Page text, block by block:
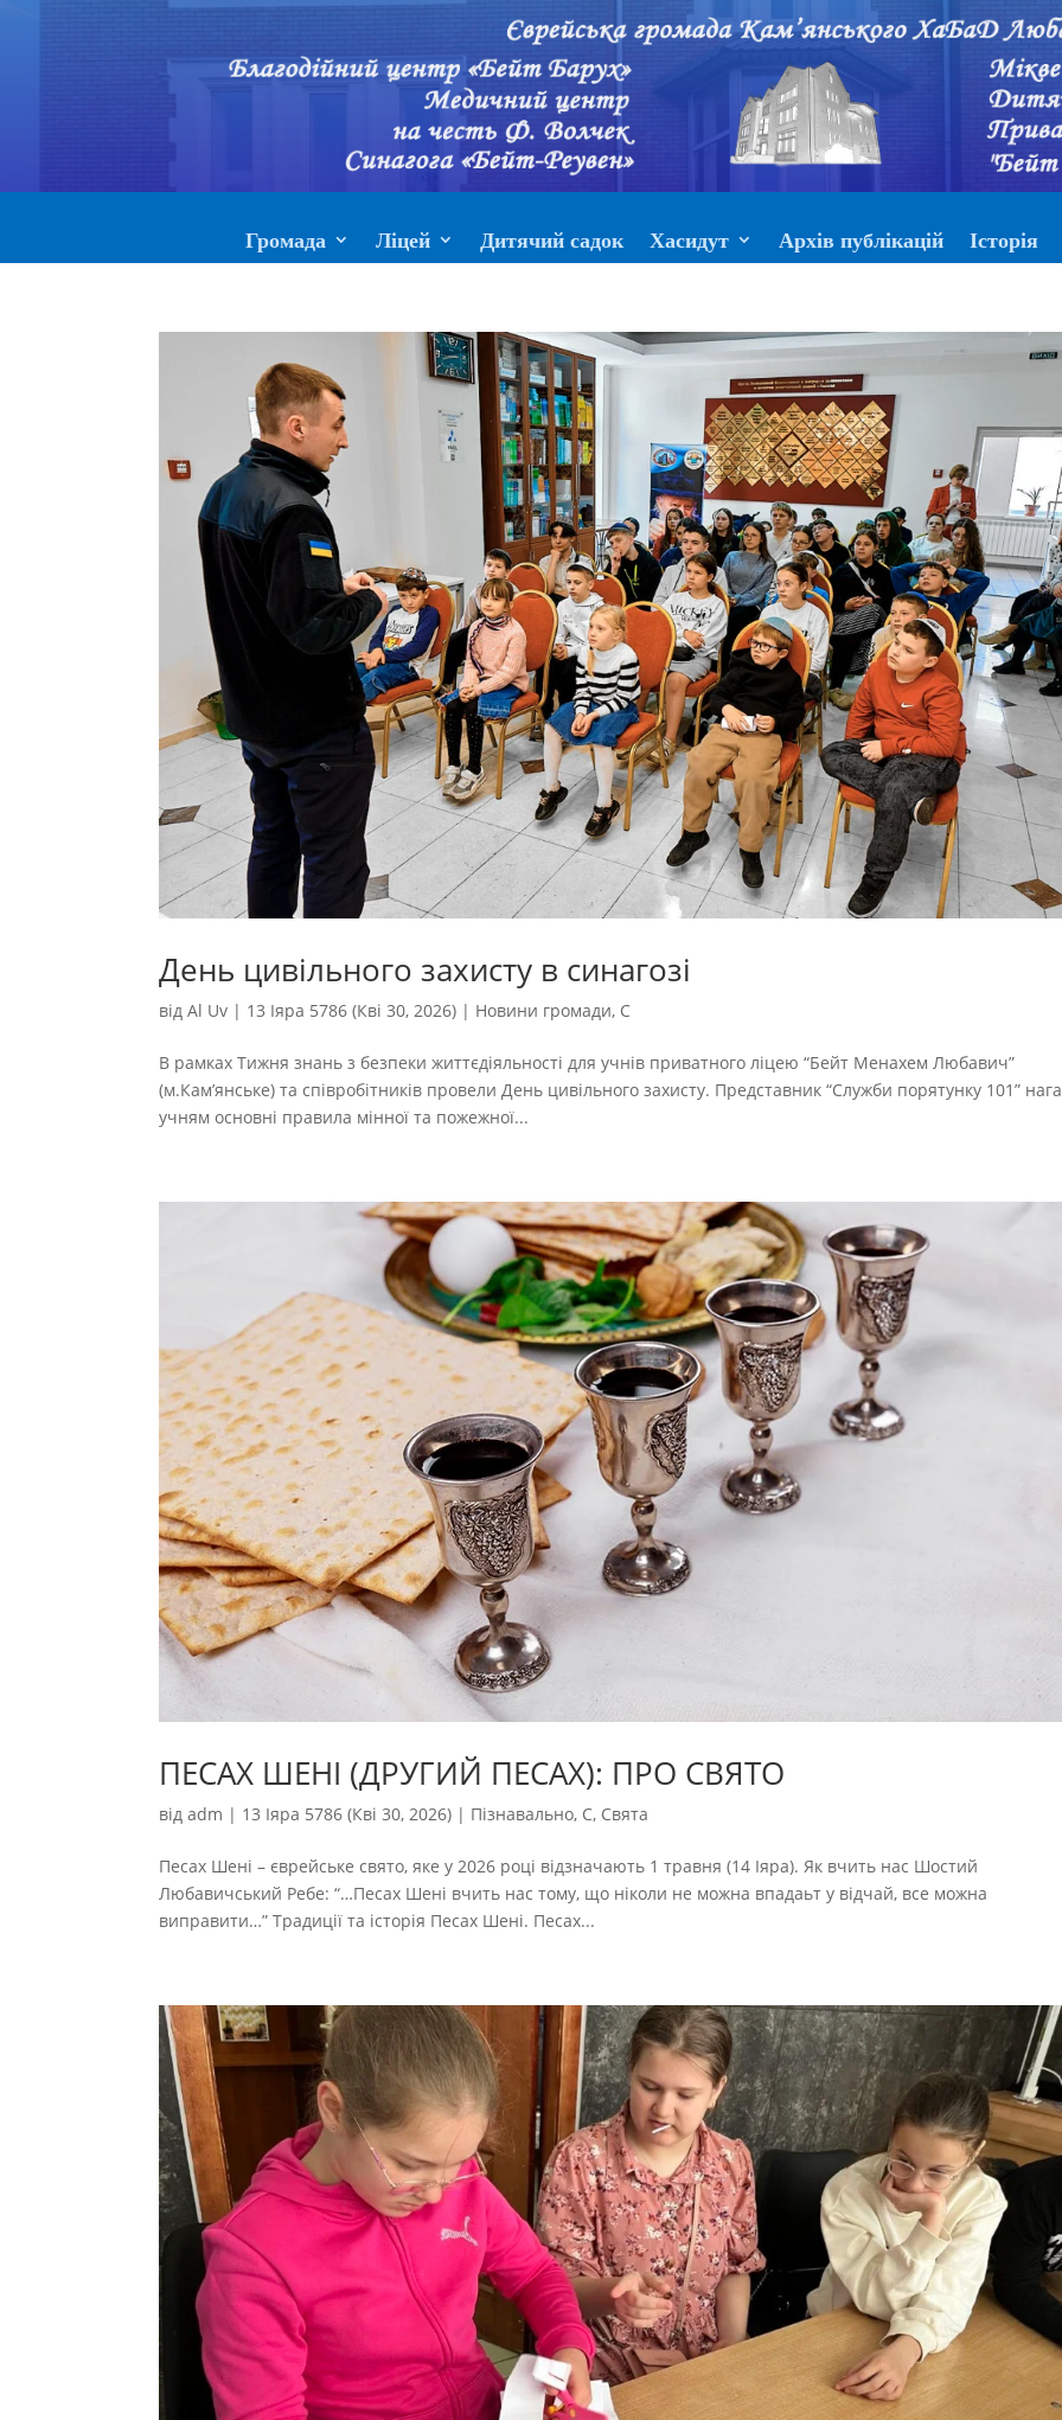
Громада Ліцей Дитячий садок Хасидут Архів публікацій Історія
День цивільного захисту в синагозі
відAl Uv | 13 Іяра 5786 (Кві 30, 2026) | Новини громади, С
В рамках Тижня знань з безпеки життєдіяльності для учнів приватного ліцею “Бейт Менахем Любавич”
(м.Кам’янське) та співробітників провели День цивільного захисту. Представник “Служби порятунку 101”
учням основні правила мінної та пожежної...
ПЕСАХ ШЕНІ (ДРУГИЙ ПЕСАХ): ПРО СВЯТО
відadm | 13 Іяра 5786 (Кві 30, 2026) | Пізнавально, С, Свята
Песах Шені – єврейське свято, яке у 2026 році відзначають 1 травня (14 Іяра). Як вчить нас Шостий
Любавичський Ребе: “…Песах Шені вчить нас тому, що ніколи не можна впадаьт у відчай, все можна
виправити…” Традиції та історія Песах Шені. Песах...